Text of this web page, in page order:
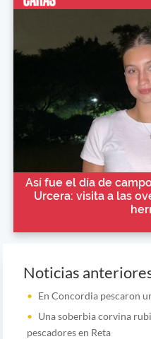
Así fue el día de
Urcera: visita a las
Noticias
En Concordia pescaron
Una soberbia corvina
pescadores en Reta